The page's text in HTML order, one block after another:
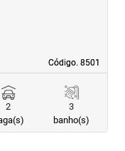
Código. 8501
Código. 8501
2
3
banho(s)